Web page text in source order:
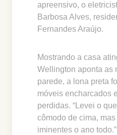
apreensivo, o
Barbosa Alves,
Fernandes Araújo.
Mostrando a casa
Wellington aponta as
parede, a lona preta
móveis encharcados
perdidas. “Levei o
cômodo de cima,
iminentes o ano